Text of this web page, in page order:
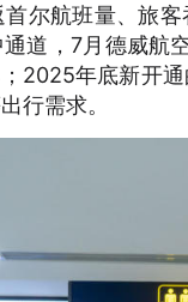
尔航班量、旅
道，7月德威航
2025年底新开
行需求。